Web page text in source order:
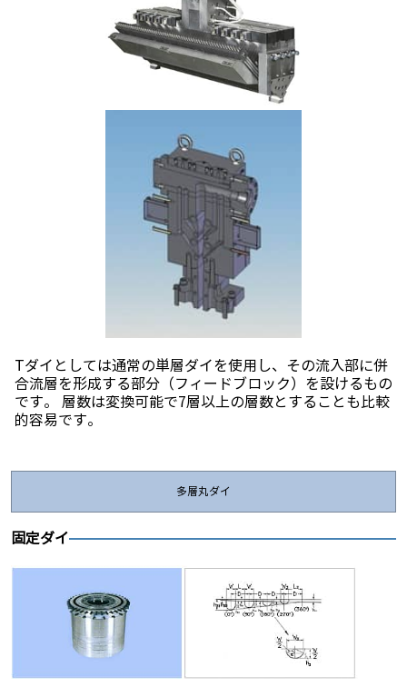
Tダイとしては通常の単層ダイを使用し、その流入部に併
合流層を形成する部分（フィードブロック）を設けるもの
です。 層数は変換可能で7層以上の層数とすることも比較
的容易です。
多層丸ダイ
固定ダイ